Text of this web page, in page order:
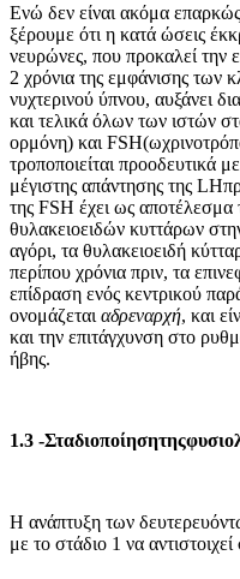
Ενώ δεν είναι ακόμα
ξέρουμε ότι η κατά ώσεις
νευρώνες, που προκαλεί την
2 χρόνια της εμφάνισης των
νυχτερινού ύπνου, αυξάνει
και τελικά όλων των ιστών
ορμόνη) και
τροποποιείται
μέγιστης απάντησης της
της FSH έχει ως
θυλακειοειδών κυττάρων
αγόρι, τα θυλακειοειδή
περίπου χρόνια πριν, τα
επίδραση ενός κεντρικού
ονομάζεται αδρεναρχή, και
και την επιτάγχυνση στο
ήβης.
1.3 -
Η ανάπτυξη των
με το στάδιο 1 να